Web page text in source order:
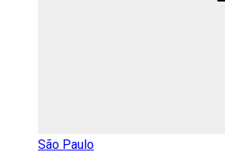
São Paulo